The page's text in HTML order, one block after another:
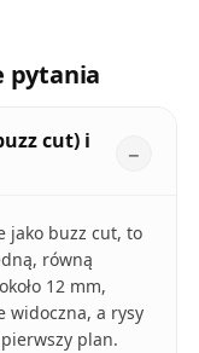
pytania
cut) i
jako buzz cut, to
równą
12 mm,
widoczna, a rysy
plan.